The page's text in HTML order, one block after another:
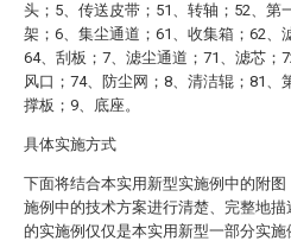
头；5、传送皮带；51、转轴；52、第
架；6、集尘通道；61、收集箱；62、
64、刮板；7、滤尘通道；71、滤芯；
风口；74、防尘网；8、清洁辊；81、
撑板；9、底座。
具体实施方式
下面将结合本实用新型实施例中的附
施例中的技术方案进行清楚、完整地描
的实施例仅仅是本实用新型一部分实